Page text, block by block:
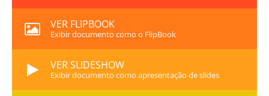
VER FLIPBOOK
Exibir documento como o FlipBook
VER SLIDESHOW
Exibir documento como apresentação de slides